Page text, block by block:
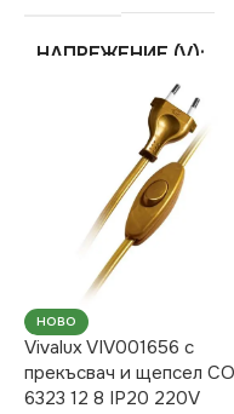
НАПРЕЖЕНИЕ (V)
СТЕПЕН НА ЗАЩИТА
СЕРИЯ
НОВО
Vivalux VIV001656 с
прекъсвач и щепсел CO
6323 12 8 IP20 220V